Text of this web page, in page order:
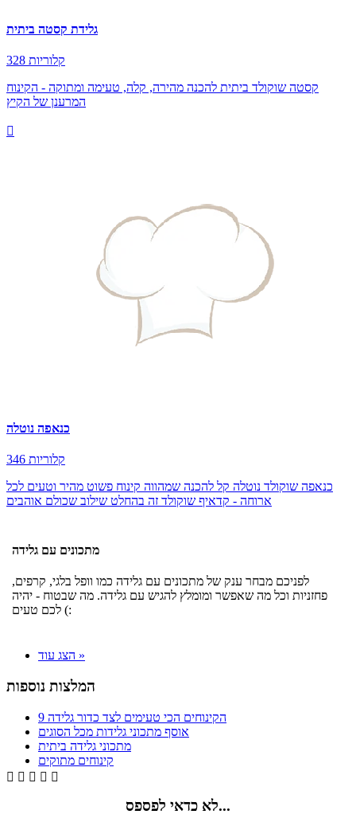
גלידת קסטה ביתית
328 קלוריות
קסטה שוקולד ביתית להכנה מהירה, קלה, טעימה ומתוקה - הקינוח
המרענן של הקיץ

כנאפה נוטלה
346 קלוריות
כנאפה שוקולד נוטלה קל להכנה שמהווה קינוח פשוט מהיר וטעים לכל
ארוחה - קדאיף שוקולד זה בהחלט שילוב שכולם אוהבים
מתכונים עם גלידה
לפניכם מבחר ענק של מתכונים עם גלידה כמו וופל בלגי, קרפים,
פחזניות וכל מה שאפשר ומומלץ להגיש עם גלידה. מה שבטוח - יהיה
לכם טעים (:
הצג עוד »
המלצות נוספות
9 הקינוחים הכי טעימים לצד כדור גלידה
אוסף מתכוני גלידות מכל הסוגים
מתכוני גלידה ביתית
קינוחים מתוקים
    
לא כדאי לפספס...